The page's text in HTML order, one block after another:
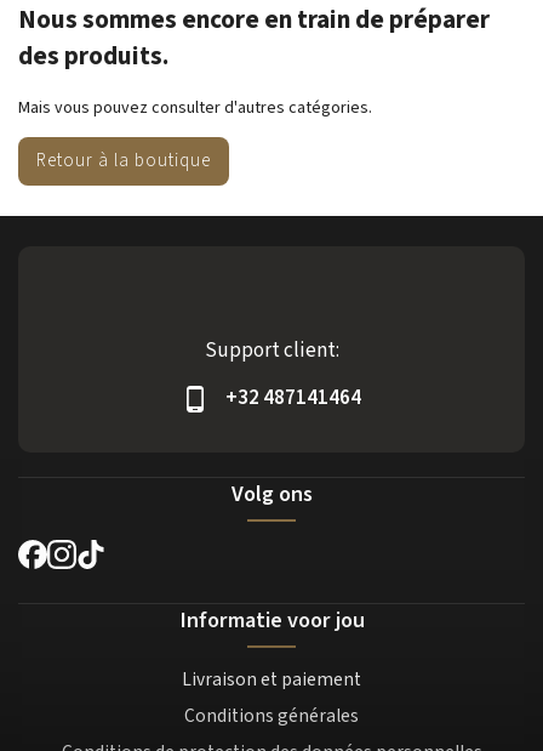
Nous sommes encore en train de préparer
des produits.
Mais vous pouvez consulter d'autres catégories.
Retour à la boutique
Support client:
+32 487141464
Volg ons
Informatie voor jou
Livraison et paiement
Conditions générales